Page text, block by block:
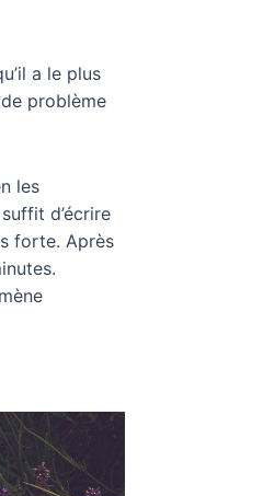
a le plus
problème
les
d’écrire
forte. Après